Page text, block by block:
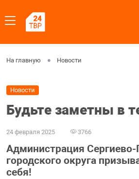
На главную Новости
Новости
Будьте заметны в
24 февраля 2025 3766
Администрация Сергиево-
городского округа
себя!